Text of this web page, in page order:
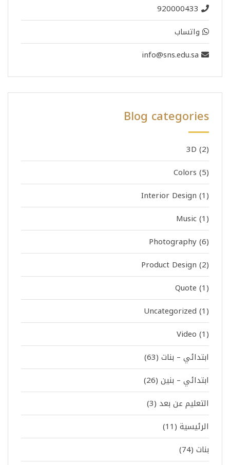
920000433
واتساب
info@sns.edu.sa
Blog categories
3D (2)
Colors (5)
Interior Design (1)
Music(1)
Photography(6)
Product Design (2)
Quote (1)
Uncategorized (1)
Video (1)
ابتدائي – بنات (63)
ابتدائي – بنين (26)
التعليم عن بعد (3)
الرئيسية (11)
بنات (74)